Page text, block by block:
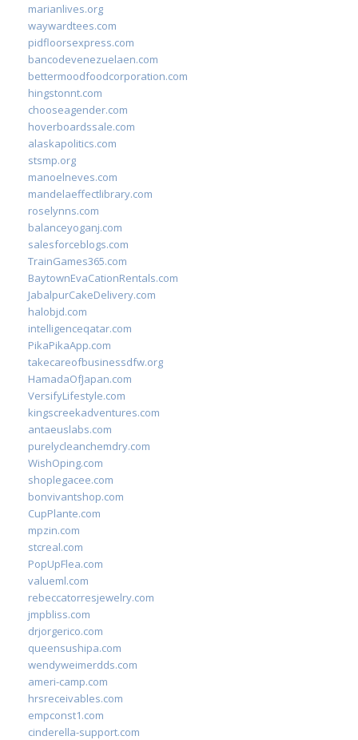
marianlives.org
waywardtees.com
pidfloorsexpress.com
bancodevenezuelaen.com
bettermoodfoodcorporation.com
hingstonnt.com
chooseagender.com
hoverboardssale.com
alaskapolitics.com
stsmp.org
manoelneves.com
mandelaeffectlibrary.com
roselynns.com
balanceyoganj.com
salesforceblogs.com
TrainGames365.com
BaytownEvaCationRentals.com
JabalpurCakeDelivery.com
halobjd.com
intelligenceqatar.com
PikaPikaApp.com
takecareofbusinessdfw.org
HamadaOfJapan.com
VersifyLifestyle.com
kingscreekadventures.com
antaeuslabs.com
purelycleanchemdry.com
WishOping.com
shoplegacee.com
bonvivantshop.com
CupPlante.com
mpzin.com
stcreal.com
PopUpFlea.com
valueml.com
rebeccatorresjewelry.com
jmpbliss.com
drjorgerico.com
queensushipa.com
wendyweimerdds.com
ameri-camp.com
hrsreceivables.com
empconst1.com
cinderella-support.com